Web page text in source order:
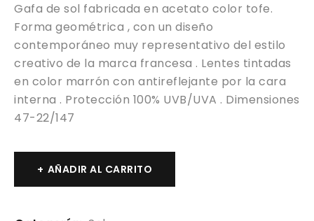
Gafa de sol fabricada en acetato color tofe.
Forma geométrica , con un diseño
contemporáneo muy representativo del estilo
creativo de la marca francesa . Lentes tintadas
en color marrón con antireflejante por la cara
interna . Protección 100% UVB/UVA . Dimensiones
47-22/147
AÑADIR AL CARRITO